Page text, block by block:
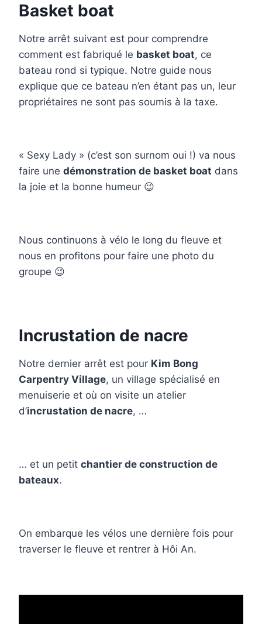
Basket boat
Notre arrêt suivant est pour comprendre
comment est fabriqué le basket boat, ce
bateau rond si typique. Notre guide nous
explique que ce bateau n’en étant pas un, leur
propriétaires ne sont pas soumis à la taxe.
« Sexy Lady » (c’est son surnom oui !) va nous
faire une démonstration de basket boat dans
la joie et la bonne humeur 😉
Nous continuons à vélo le long du fleuve et
nous en profitons pour faire une photo du
groupe 😉
Incrustation de nacre
Notre dernier arrêt est pour Kim Bong
Carpentry Village, un village spécialisé en
menuiserie et où on visite un atelier
d’incrustation de nacre, …
… et un petit chantier de construction de
bateaux.
On embarque les vélos une dernière fois pour
traverser le fleuve et rentrer à Hôi An.